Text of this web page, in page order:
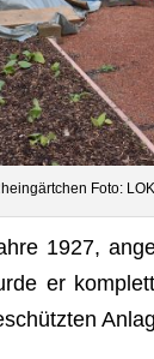
Foto:
1927,
er